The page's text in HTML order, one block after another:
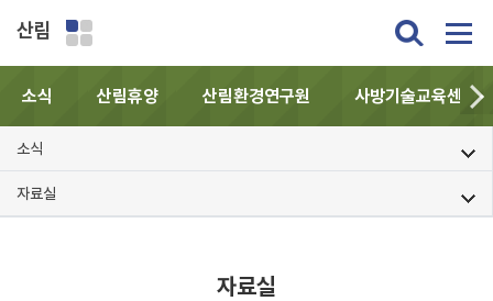
산림
소식 산림휴양 산림환경연구원 사방기술교육센터
소식
자료실
자료실